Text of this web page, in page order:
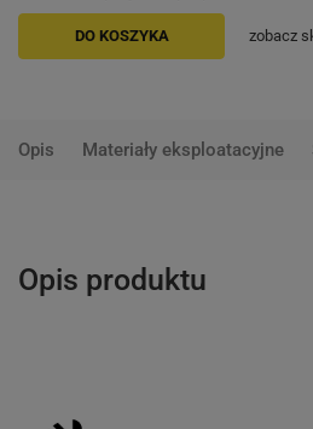
DO KOSZYKA zobacz
Opis Materiały eksploatacyjne
Opis produktu